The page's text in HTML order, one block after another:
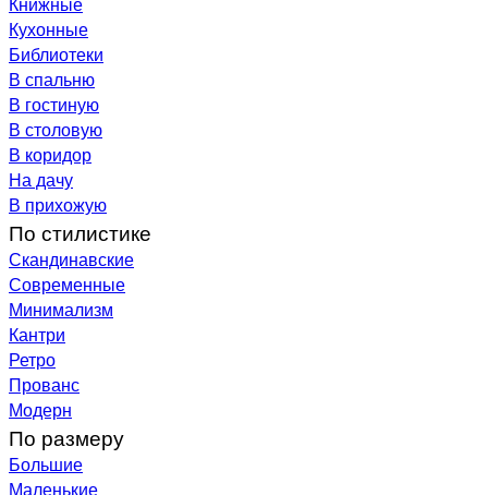
Кухонные
Библиотеки
В спальню
В гостиную
В столовую
В коридор
На дачу
В прихожую
По стилистике
Скандинавские
Современные
Минимализм
Кантри
Ретро
Прованс
Модерн
По размеру
Большие
Маленькие